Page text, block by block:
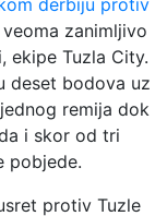
derbiju protiv
zanimljivo
ekipe Tuzla City.
deset bodova uz
remija dok
i skor od tri
pobjede.
protiv Tuzle